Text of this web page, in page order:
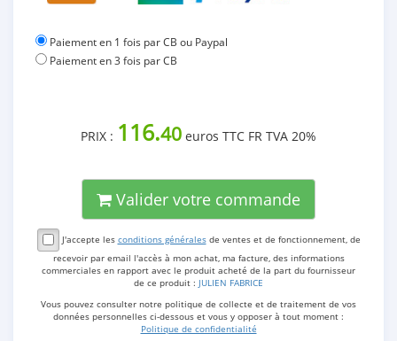
Paiement en 1 fois par CB ou Paypal
Paiement en 3 fois par CB
PRIX : 116.40 euros TTC FR TVA 20%
Valider votre commande
J'accepte les conditions généralesde ventes et de fonctionnement, de
recevoir par email l'accès à mon achat, ma facture, des informations
commerciales en rapport avec le produit acheté de la part du fournisseur
de ce produit : JULIEN FABRICE
Vous pouvez consulter notre politique de collecte et de traitement de vos
données personnelles ci-dessous et vous y opposer à tout moment :
Politique de confidentialité